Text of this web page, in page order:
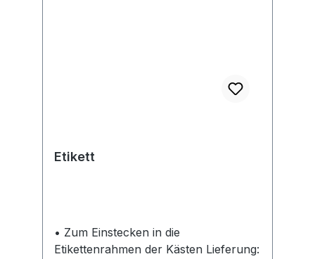
Etikett
• Zum Einstecken in die
Etikettenrahmen der Kästen Lieferung: